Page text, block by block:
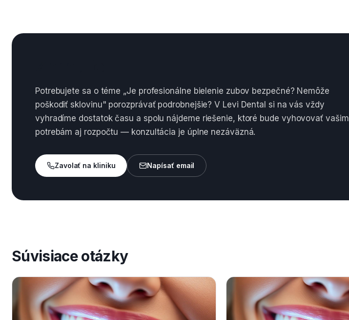
Potrebujete sa o téme „Je profesionálne bielenie zubov bezpečné? Nemôže
poškodiť sklovinu" porozprávať podrobnejšie? V Levi Dental si na vás vždy
vyhradíme dostatok času a spolu nájdeme riešenie, ktoré bude vyhovovať vašim
potrebám aj rozpočtu — konzultácia je úplne nezáväzná.
Zavolať na kliniku Napísať email
Súvisiace otázky